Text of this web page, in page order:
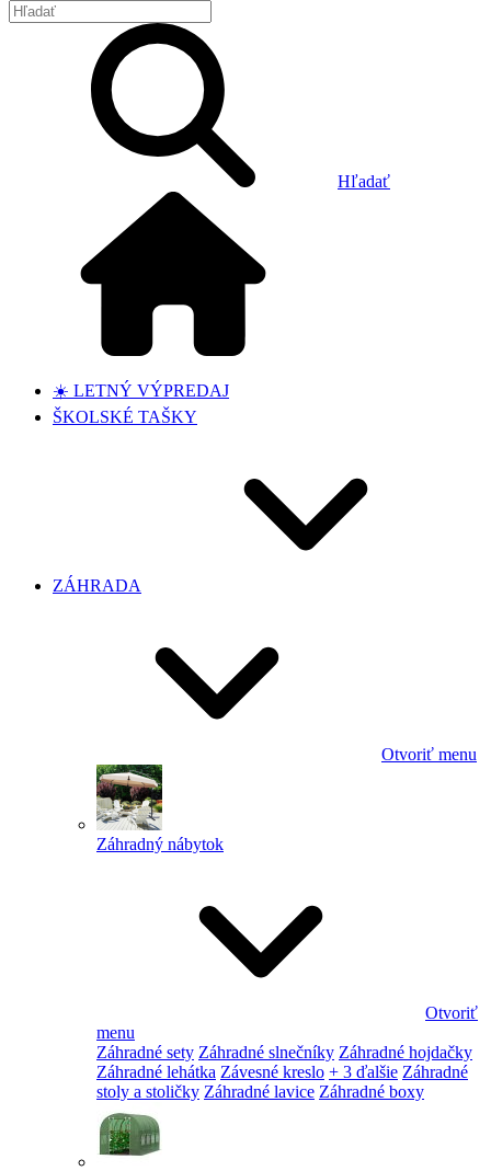
Hľadať
☀️ LETNÝ VÝPREDAJ
ŠKOLSKÉ TAŠKY
ZÁHRADA
Otvoriť menu
Záhradný nábytok
Otvoriť
menu
Záhradné sety Záhradné slnečníky Záhradné hojdačky
Záhradné lehátka Závesné kreslo + 3 ďalšie Záhradné
stoly a stoličky Záhradné lavice Záhradné boxy